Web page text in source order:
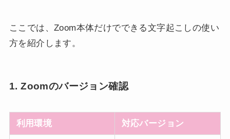
ここでは、Zoom本体だけでできる文字起こしの使い
方を紹介します。
1. Zoomのバージョン確認
利用環境 対応バージョン